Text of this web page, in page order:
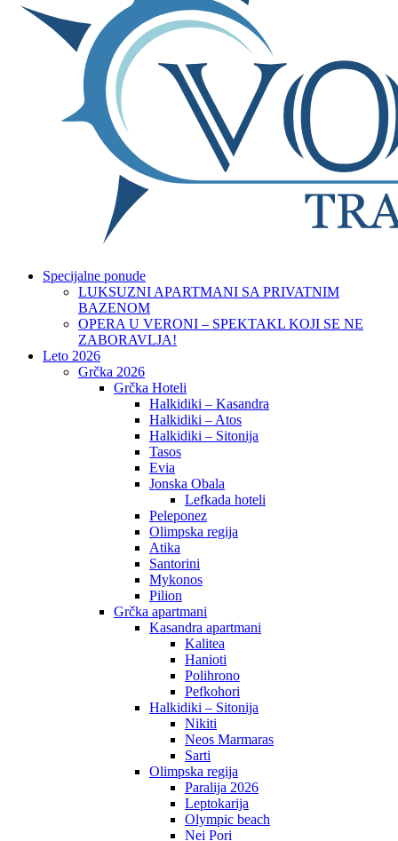
Specijalne ponude
LUKSUZNI APARTMANI SA PRIVATNIM
BAZENOM
OPERA U VERONI – SPEKTAKL KOJI SE NE
ZABORAVLJA!
Leto 2026
Grčka 2026
Grčka Hoteli
Halkidiki – Kasandra
Halkidiki – Atos
Halkidiki – Sitonija
Tasos
Evia
Jonska Obala
Lefkada hoteli
Peleponez
Olimpska regija
Atika
Santorini
Mykonos
Pilion
Grčka apartmani
Kasandra apartmani
Kalitea
Hanioti
Polihrono
Pefkohori
Halkidiki – Sitonija
Nikiti
Neos Marmaras
Sarti
Olimpska regija
Paralija 2026
Leptokarija
Olympic beach
Nei Pori